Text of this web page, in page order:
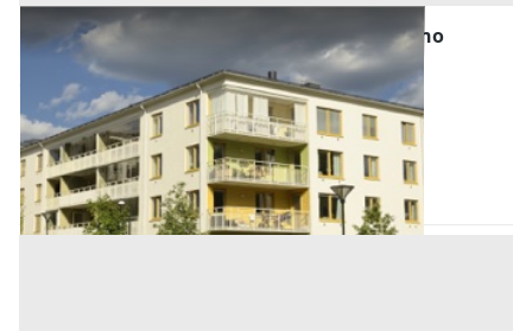
Asta Appartamento con balcone e soggiorno
luminoso
Bagheria (Palermo)
Offerta minima
53.250 € 71.000 €
Codice asta: 3c38b50e
30/09/2026